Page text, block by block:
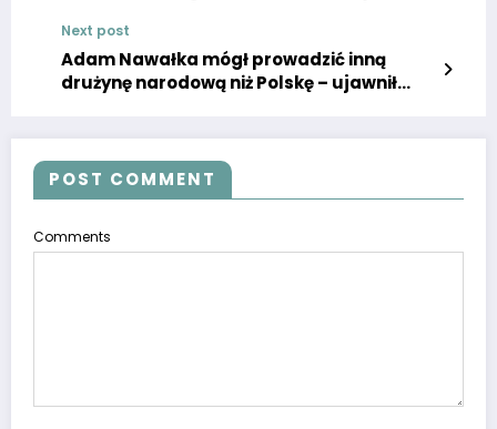
zagra z Bayernem w ćwierćfinale Ligi
Mistrzów? Może to spowodować
problem…
Next post
Adam Nawałka mógł prowadzić inną
drużynę narodową niż Polskę – ujawnił
POST COMMENT
Comments